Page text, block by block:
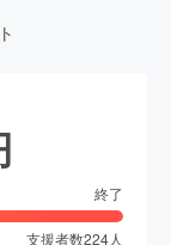
終了
支援者数224人